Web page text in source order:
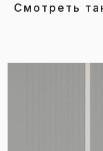
Смотреть